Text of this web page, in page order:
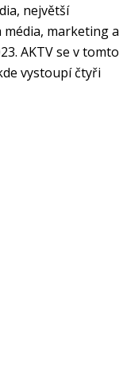
největší
marketing a
AKTV se v tomto
vystoupí čtyři